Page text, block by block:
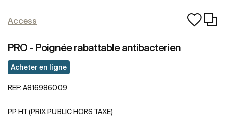
Access
PRO - Poignée rabattable antibacterien
Acheter en ligne
REF: A816986009
PP HT (PRIX PUBLIC HORS TAXE)